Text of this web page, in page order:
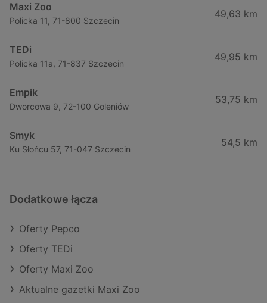
Maxi Zoo
Policka 11, 71-800 Szczecin
49,63 km
TEDi
Policka 11a, 71-837 Szczecin
49,95 km
Empik
Dworcowa 9, 72-100 Goleniów
53,75 km
Smyk
Ku Słońcu 57, 71-047 Szczecin
54,5 km
Dodatkowe łącza
Oferty Pepco
Oferty TEDi
Oferty Maxi Zoo
Aktualne gazetki Maxi Zoo